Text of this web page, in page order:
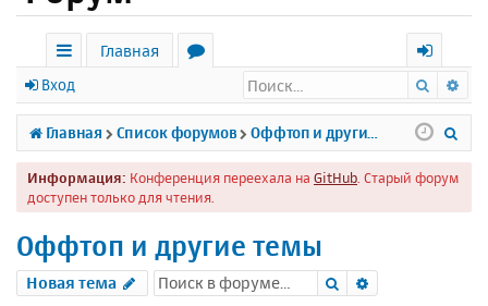
с
ы
л
к
Главная
р
у
м
х
о
д
Вход Поиск
Главная Список форумов
Информация: Конференция переехала на GitHub . Старый форум
доступен только для чтения.
Оффтоп и другие темы
Новая тема Поиск